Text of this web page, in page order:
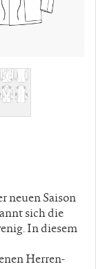
neuen Saison
sich die
In diesem
Herren-